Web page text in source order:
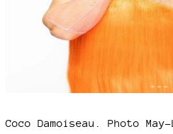
Coco Damoiseau. Photo